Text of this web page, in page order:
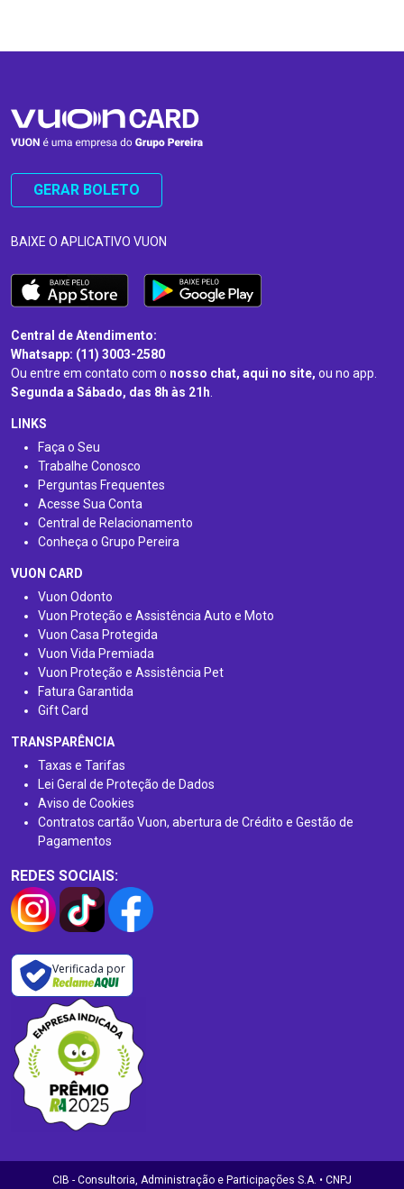
GERAR BOLETO
BAIXE O APLICATIVO VUON
Central de Atendimento:
Whatsapp: (11) 3003-2580
Ou entre em contato com o nosso chat, aqui no site, ou no app.
Segunda a Sábado, das 8h às 21h.
LINKS
Faça o Seu
Trabalhe Conosco
Perguntas Frequentes
Acesse Sua Conta
Central de Relacionamento
Conheça o Grupo Pereira
VUON CARD
Vuon Odonto
Vuon Proteção e Assistência Auto e Moto
Vuon Casa Protegida
Vuon Vida Premiada
Vuon Proteção e Assistência Pet
Fatura Garantida
Gift Card
TRANSPARÊNCIA
Taxas e Tarifas
Lei Geral de Proteção de Dados
Aviso de Cookies
Contratos cartão Vuon, abertura de Crédito e Gestão de
Pagamentos
REDES SOCIAIS:
Verificada por
CIB - Consultoria, Administração e Participações S.A. • CNPJ